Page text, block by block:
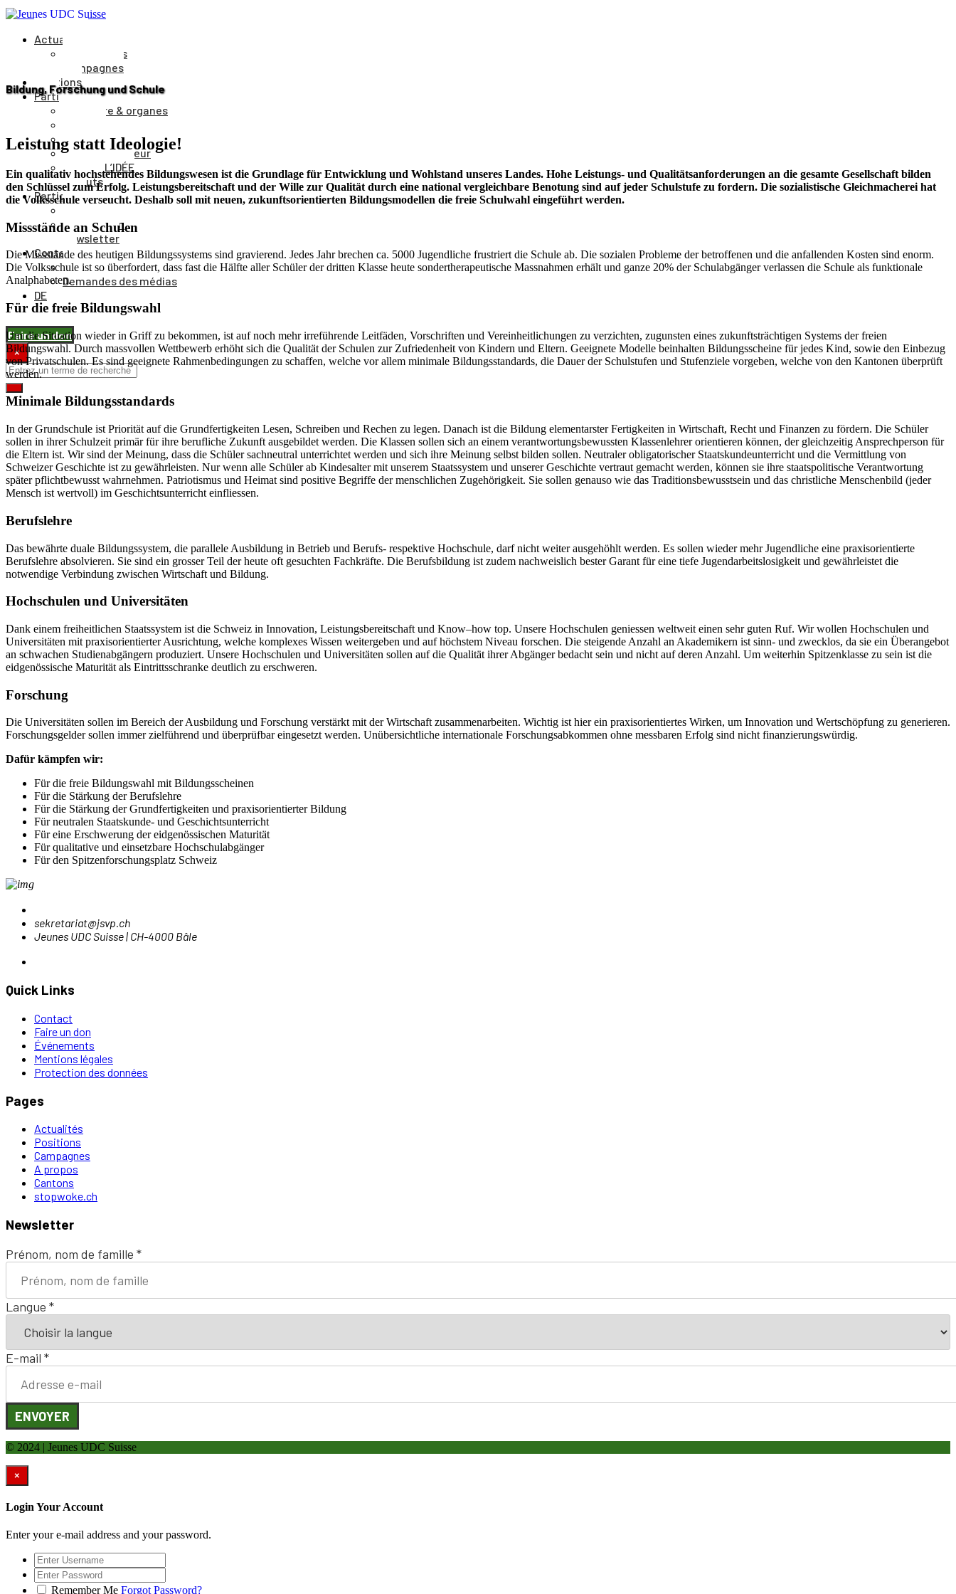
Actualités
Événements
Campagnes
Positions
Parti
Structure & organes
Comité du parti
Comité directeur
Journal L’IDÉE
Statuts
Participer
Faire un don
Newsletter
Contact
Vers le formulaire
Demandes des médias
DE
Faire un don
×
Bildung, Forschung und Schule
Leistung statt Ideologie!
Ein qualitativ hochstehendes Bildungswesen ist die Grundlage für Entwicklung und Wohlstand unseres Landes. Hohe Leistungs- und Qualitätsanforderungen an die gesamte Gesellschaft bilden
den Schlüssel zum Erfolg. Leistungsbereitschaft und der Wille zur Qualität durch eine national vergleichbare Benotung sind auf jeder Schulstufe zu fordern. Die sozialistische Gleichmacherei hat
die Volksschule verseucht. Deshalb soll mit neuen, zukunftsorientierten Bildungsmodellen die freie Schulwahl eingeführt werden.
Missstände an Schulen
Die Missstände des heutigen Bildungssystems sind gravierend. Jedes Jahr brechen ca. 5000 Jugendliche frustriert die Schule ab. Die sozialen Probleme der betroffenen und die anfallenden Kosten sind enorm.
Die Volksschule ist so überfordert, dass fast die Hälfte aller Schüler der dritten Klasse heute sondertherapeutische Massnahmen erhält und ganze 20% der Schulabgänger verlassen die Schule als funktionale
Analphabeten.
Für die freie Bildungswahl
Um die Situation wieder in Griff zu bekommen, ist auf noch mehr irreführende Leitfäden, Vorschriften und Vereinheitlichungen zu verzichten, zugunsten eines zukunftsträchtigen Systems der freien
Bildungswahl. Durch massvollen Wettbewerb erhöht sich die Qualität der Schulen zur Zufriedenheit von Kindern und Eltern. Geeignete Modelle beinhalten Bildungsscheine für jedes Kind, sowie den Einbezug
von Privatschulen. Es sind geeignete Rahmenbedingungen zu schaffen, welche vor allem minimale Bildungsstandards, die Dauer der Schulstufen und Stufenziele vorgeben, welche von den Kantonen überprüft
werden.
Minimale Bildungsstandards
In der Grundschule ist Priorität auf die Grundfertigkeiten Lesen, Schreiben und Rechen zu legen. Danach ist die Bildung elementarster Fertigkeiten in Wirtschaft, Recht und Finanzen zu fördern. Die Schüler
sollen in ihrer Schulzeit primär für ihre berufliche Zukunft ausgebildet werden. Die Klassen sollen sich an einem verantwortungsbewussten Klassenlehrer orientieren können, der gleichzeitig Ansprechperson für
die Eltern ist. Wir sind der Meinung, dass die Schüler sachneutral unterrichtet werden und sich ihre Meinung selbst bilden sollen. Neutraler obligatorischer Staatskundeunterricht und die Vermittlung von
Schweizer Geschichte ist zu gewährleisten. Nur wenn alle Schüler ab Kindesalter mit unserem Staatssystem und unserer Geschichte vertraut gemacht werden, können sie ihre staatspolitische Verantwortung
später pflichtbewusst wahrnehmen. Patriotismus und Heimat sind positive Begriffe der menschlichen Zugehörigkeit. Sie sollen genauso wie das Traditionsbewusstsein und das christliche Menschenbild (jeder
Mensch ist wertvoll) im Geschichtsunterricht einfliessen.
Berufslehre
Das bewährte duale Bildungssystem, die parallele Ausbildung in Betrieb und Berufs- respektive Hochschule, darf nicht weiter ausgehöhlt werden. Es sollen wieder mehr Jugendliche eine praxisorientierte
Berufslehre absolvieren. Sie sind ein grosser Teil der heute oft gesuchten Fachkräfte. Die Berufsbildung ist zudem nachweislich bester Garant für eine tiefe Jugendarbeitslosigkeit und gewährleistet die
notwendige Verbindung zwischen Wirtschaft und Bildung.
Hochschulen und Universitäten
Dank einem freiheitlichen Staatssystem ist die Schweiz in Innovation, Leistungsbereitschaft und Know–how top. Unsere Hochschulen geniessen weltweit einen sehr guten Ruf. Wir wollen Hochschulen und
Universitäten mit praxisorientierter Ausrichtung, welche komplexes Wissen weitergeben und auf höchstem Niveau forschen. Die steigende Anzahl an Akademikern ist sinn- und zwecklos, da sie ein Überangebot
an schwachen Studienabgängern produziert. Unsere Hochschulen und Universitäten sollen auf die Qualität ihrer Abgänger bedacht sein und nicht auf deren Anzahl. Um weiterhin Spitzenklasse zu sein ist die
eidgenössische Maturität als Eintrittsschranke deutlich zu erschweren.
Forschung
Die Universitäten sollen im Bereich der Ausbildung und Forschung verstärkt mit der Wirtschaft zusammenarbeiten. Wichtig ist hier ein praxisorientiertes Wirken, um Innovation und Wertschöpfung zu generieren.
Forschungsgelder sollen immer zielführend und überprüfbar eingesetzt werden. Unübersichtliche internationale Forschungsabkommen ohne messbaren Erfolg sind nicht finanzierungswürdig.
Dafür kämpfen wir:
Für die freie Bildungswahl mit Bildungsscheinen
Für die Stärkung der Berufslehre
Für die Stärkung der Grundfertigkeiten und praxisorientierter Bildung
Für neutralen Staatskunde- und Geschichtsunterricht
Für eine Erschwerung der eidgenössischen Maturität
Für qualitative und einsetzbare Hochschulabgänger
Für den Spitzenforschungsplatz Schweiz
sekretariat@jsvp.ch
Jeunes UDC Suisse | CH-4000 Bâle
Quick Links
Contact
Faire un don
Événements
Mentions légales
Protection des données
Pages
Actualités
Positions
Campagnes
A propos
Cantons
stopwoke.ch
Newsletter
Prénom, nom de famille *
Langue *
E-mail *
ENVOYER
© 2024 | Jeunes UDC Suisse
×
Login Your Account
Enter your e-mail address and your password.
Remember Me Forgot Password?